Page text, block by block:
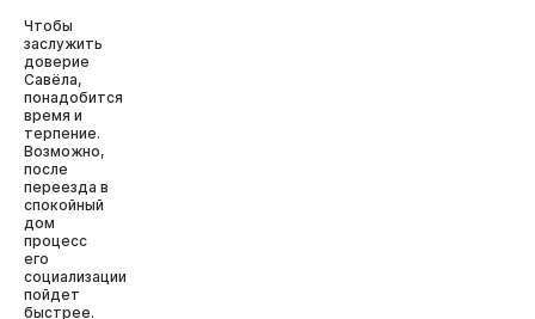
Чтобы
заслужить
доверие
Савёла,
понадобится
время и
терпение.
Возможно,
после
переезда в
спокойный
дом
процесс
его
социализации
пойдет
быстрее.